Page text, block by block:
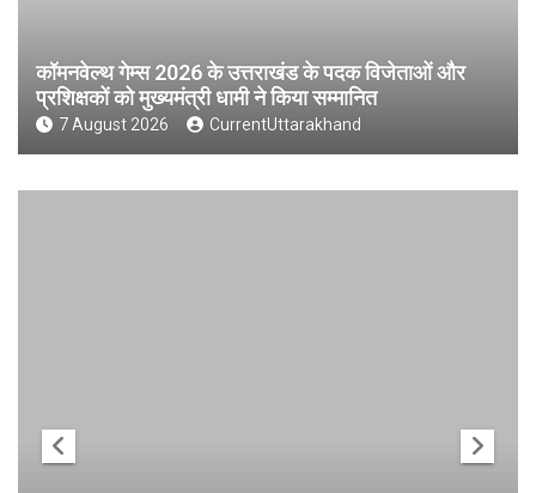
कॉमनवेल्थ गेम्स 2026 के उत्तराखंड के पदक विजेताओं और
प्रशिक्षकों को मुख्यमंत्री धामी ने किया सम्मानित
7 August 2026 CurrentUttarakhand